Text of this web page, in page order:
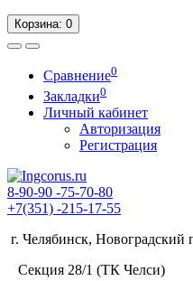
Корзина: 0
Сравнение0
Закладки0
Личный кабинет
Авторизация
Регистрация
8-90-90 -75-70-80
+7(351) -215-17-55
г. Челябинск, Новоградский
Секция 28/1 (ТК Челси)